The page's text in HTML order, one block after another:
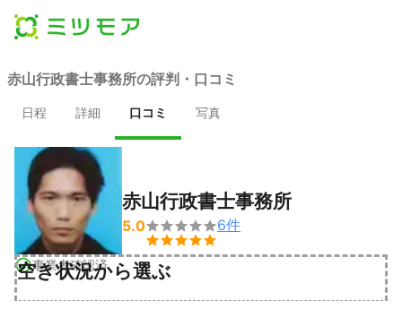
赤山行政書士事務所の評判・口コミ
日程 詳細 口コミ 写真
事業者確認済
赤山行政書士事務所
5.0

6件
空き状況から選ぶ